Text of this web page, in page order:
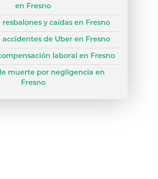
en Fresno
y caídas en Fresno
de Uber en Fresno
laboral en Fresno
muerte por negligencia en
Fresno